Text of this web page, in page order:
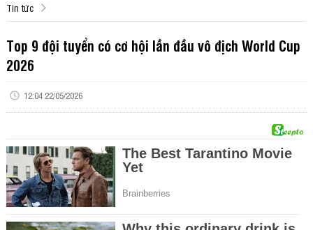
Tin tức
Top 9 đội tuyển có cơ hội lần đầu vô địch World Cup
2026
12:04 22/05/2026